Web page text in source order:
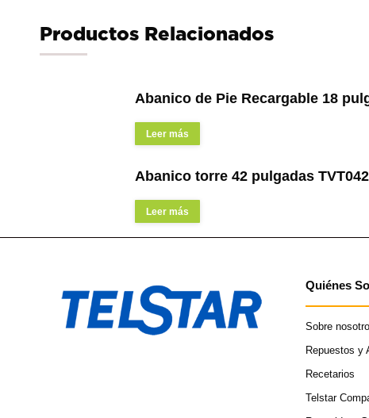
Productos Relacionados
Abanico de Pie Recargable 18
Leer más
Abanico torre 42 pulgadas
Leer más
Quiénes
Sobre
Repuestos y
Recetarios
Telstar